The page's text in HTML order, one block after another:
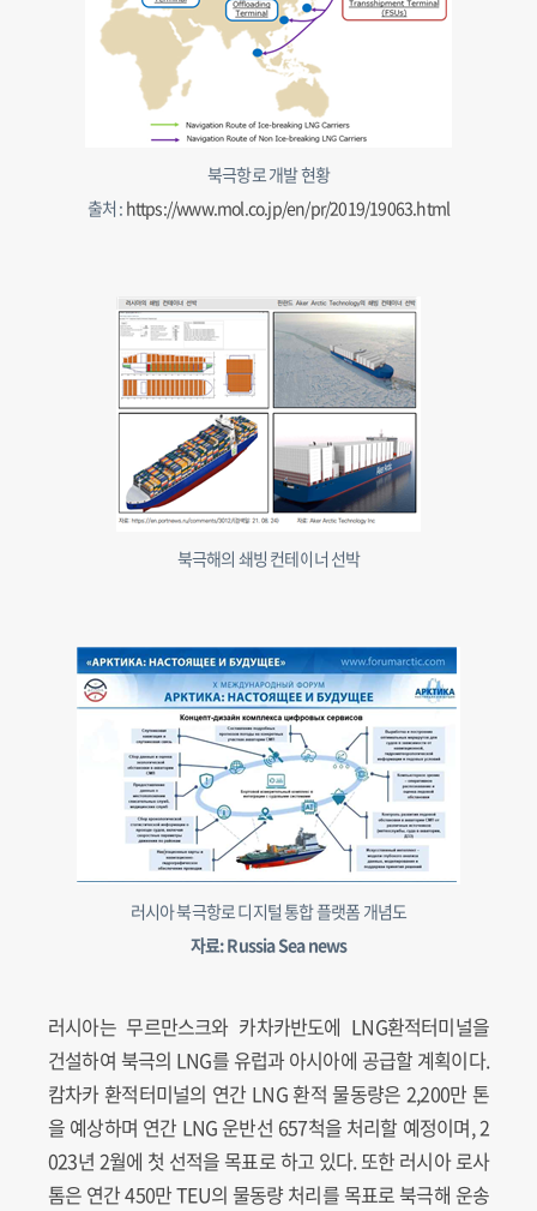
북극항로 개발 현황
출처 : https://www.mol.co.jp/en/pr/2019/19063.html
북극해의 쇄빙 컨테이너 선박
러시아 북극항로 디지털 통합 플랫폼 개념도
자료: Russia Sea news
러시아는 무르만스크와 카차카반도에 LNG환적터미널을
건설하여 북극의 LNG를 유럽과 아시아에 공급할 계획이다.
캄차카 환적터미널의 연간 LNG 환적 물동량은 2,200만 톤
을 예상하며 연간 LNG 운반선 657척을 처리할 예정이며, 2
023년 2월에 첫 선적을 목표로 하고 있다. 또한 러시아 로사
톰은 연간 450만 TEU의 물동량 처리를 목표로 북극해 운송